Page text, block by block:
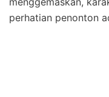
perhatian penonton